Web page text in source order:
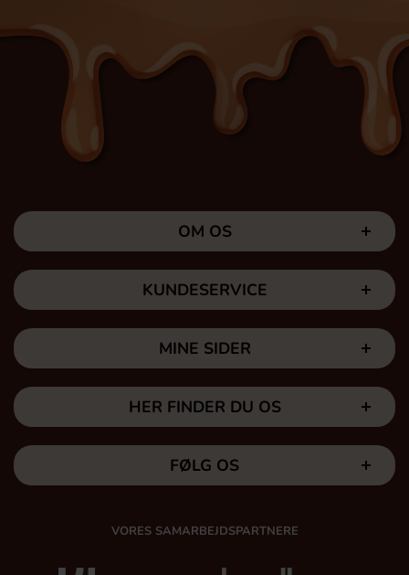
OM OS
KUNDESERVICE
MINE SIDER
HER FINDER DU OS
FØLG OS
VORES SAMARBEJDSPARTNERE